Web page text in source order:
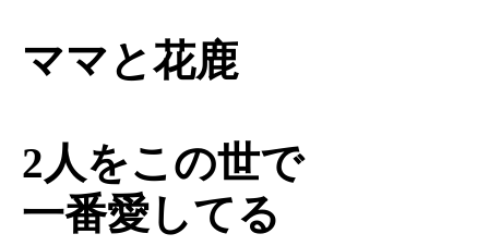
ママと花鹿
2人をこの世で
一番愛してる